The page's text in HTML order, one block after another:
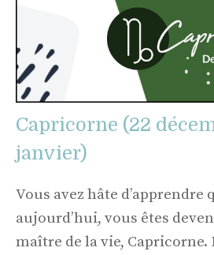
Capricorne (22
janvier)
Vous avez hâte d’apprendre
aujourd’hui, vous êtes
maître de la vie, Capricorne.